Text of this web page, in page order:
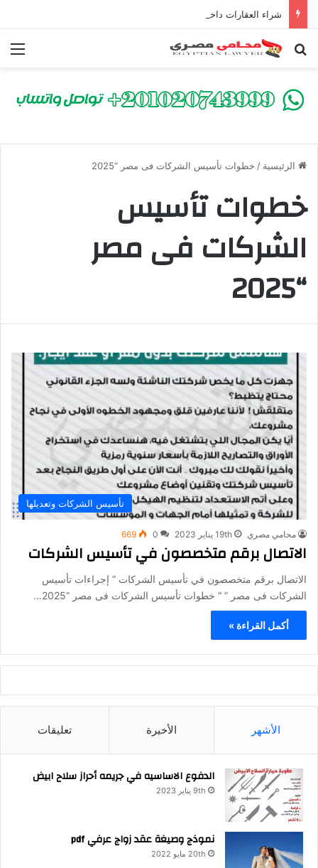
بحث عن
الرئيسية / خطوات تأسيس الشركات فى مصر “2025
خطوات تأسيس
الشركات فى مصر
“2025
تأسيس الشركات وتعديلها
محامي مصري 19th يناير 2023 0
669
الاتصال برقم متخصصون في تأسيس الشركات
الاتصال برقم متخصصون في تأسيس الشركات “ إجراءات تأسيس
الشركات فى مصر ” “ خطوات تأسيس الشركات فى مصر “2025…
أكمل القراءة »
الأشهر الأخيرة تعليقات
الدفوع الاساسيه في جريمه أحراز سلاح ابيض
9th يناير 2023
نموذج وصيغة عقد زواج عرفي pdf
20th مايو 2022